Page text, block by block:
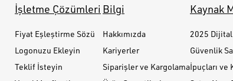
İşletme Çözümleri
Fiyat Eşleştirme Sözü
Logonuzu Ekleyin
Teklif İsteyin
Bilgi
Hakkımızda
Kariyerler
Siparişler ve Kargolama
Kaynak
2025 Dijital
Güvenlik
İpuçları ve